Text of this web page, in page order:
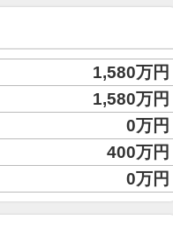
1,580万円
1,580万円
0万円
400万円
0万円